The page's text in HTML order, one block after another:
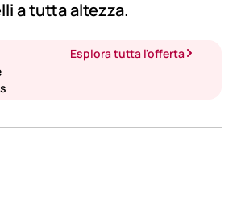
a tutta altezza.
Esplora tutta l'offerta